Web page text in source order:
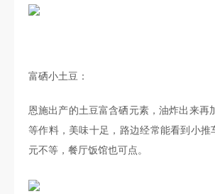
富硒小土豆：
恩施出产的土豆富含硒元素，油炸出来再
等作料，美味十足，路边经常能看到小推
元不等，餐厅饭馆也可点。